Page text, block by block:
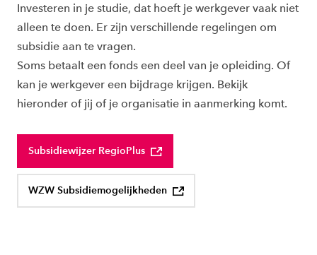
Investeren in je studie, dat hoeft je werkgever vaak niet
alleen te doen. Er zijn verschillende regelingen om
subsidie aan te vragen.
Soms betaalt een fonds een deel van je opleiding. Of
kan je werkgever een bijdrage krijgen. Bekijk
hieronder of jij of je organisatie in aanmerking komt.
Subsidiewijzer RegioPlus
WZW Subsidiemogelijkheden